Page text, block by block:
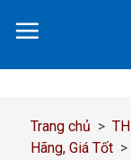
đến
dung
Trang chủ >
Hãng, Giá Tốt >